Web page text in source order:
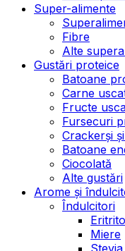
Super-alimente
Fibre
Alte
Gustări proteice
Batoane
Carne
Fructe
Fursecuri
Crackerși
Batoane
Ciocolată
Alte gustări
Arome și
Îndulcitori
Miere
Stevia